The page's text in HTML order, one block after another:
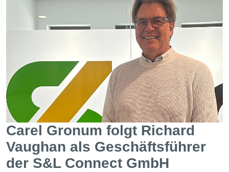
Carel Gronum folgt Richard
Vaughan als Geschäftsführer
der S&L Connect GmbH